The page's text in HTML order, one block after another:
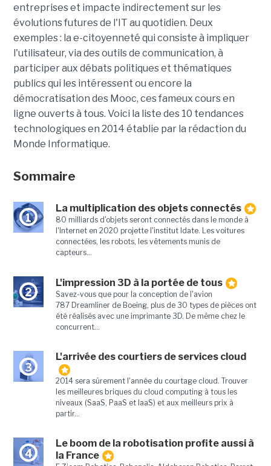
entreprises et impacte indirectement sur les
évolutions futures de l'IT au quotidien. Deux
exemples : la e-citoyenneté qui consiste à impliquer
l'utilisateur, via des outils de communication, à
participer aux débats politiques et thématiques
publics qui les intéressent ou encore la
démocratisation des Mooc, ces fameux cours en
ligne ouverts à tous. Voici la liste des 10 tendances
technologiques en 2014 établie par la rédaction du
Monde Informatique.
Sommaire
1
La multiplication des objets connectés
80 milliards d'objets seront connectés dans le monde à
l'Internet en 2020 projette l'institut Idate. Les voitures
connectées, les robots, les vêtements munis de
capteurs...
2
L'impression 3D à la portée de tous
Savez-vous que pour la conception de l'avion
787 Dreamliner de Boeing, plus de 30 types de pièces ont
été réalisés avec une imprimante 3D. De même chez le
concurrent...
3
L'arrivée des courtiers de services cloud
2014 sera sûrement l'année du courtage cloud. Trouver
les meilleures briques du cloud computing à tous les
niveaux (SaaS, PaaS et IaaS) et aux meilleurs prix à
partir...
4
Le boom de la robotisation profite aussi à
la France